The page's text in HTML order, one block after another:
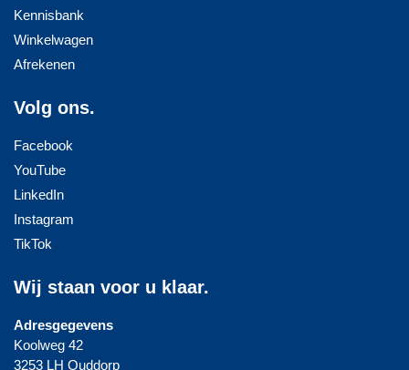
Kennisbank
Winkelwagen
Afrekenen
Volg ons.
Facebook
YouTube
LinkedIn
Instagram
TikTok
Wij staan voor u klaar.
Adresgegevens
Koolweg 42
3253 LH Ouddorp